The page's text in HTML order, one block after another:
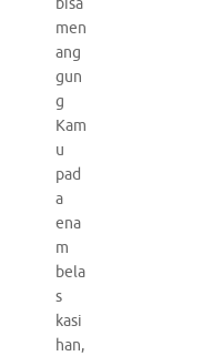
men
ang
gun
g
Kam
u
pad
a
ena
m
bela
s
kasi
han,